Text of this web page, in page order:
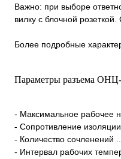
Важно: при выборе
вилку с блочной
Более подробные
Параметры разъема
- Максимальное рабочее
- Сопротивление
- Количество сочленений
- Интервал рабочих